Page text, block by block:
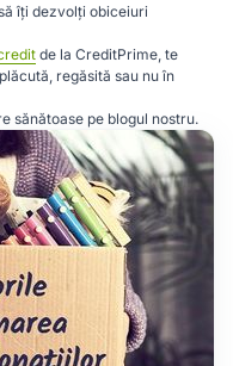
îți dezvolți obiceiuri
de la CreditPrime, te
regăsită sau nu în
sănătoase pe blogul nostru.